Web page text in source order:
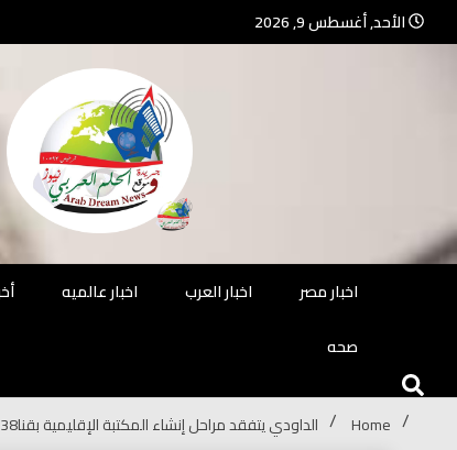
الأحد, أغسطس 9, 2026
جريدة مستقلة – صحافة تضيئ
اخبار مصر
اخبار العرب اخبار عالميه
صحه
Home الداودي يتفقد مراحل إنشاء المكتبة الإقليمية بقنا